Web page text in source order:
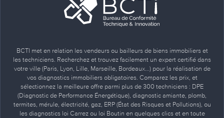
BCTI met en relation les vendeurs ou bailleurs de biens immobiliers et
les techniciens. Recherchez et trouvez facilement un expert certifié dans
votre ville (Paris, Lyon, Lille, Marseille, Bordeaux…) pour la réalisation de
vos diagnostics immobiliers obligatoires. Comparez les prix, et
sélectionnez la meilleure offre parmi plus de 300 techniciens : DPE
(Diagnostic de Performance Énergétique), diagnostic amiante, plomb,
termites, mérule, électricité, gaz, ERP (État des Risques et Pollutions), ou
les diagnostics loi Carrez ou loi Boutin en quelques clics et en toute